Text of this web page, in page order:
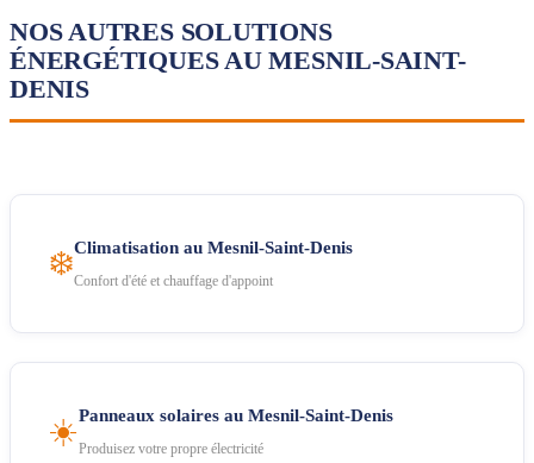
NOS AUTRES SOLUTIONS
ÉNERGÉTIQUES AU MESNIL-SAINT-
DENIS
❄️Climatisation au Mesnil-Saint-Denis
Confort d'été et chauffage d'appoint
☀️Panneaux solaires au Mesnil-Saint-Denis
Produisez votre propre électricité